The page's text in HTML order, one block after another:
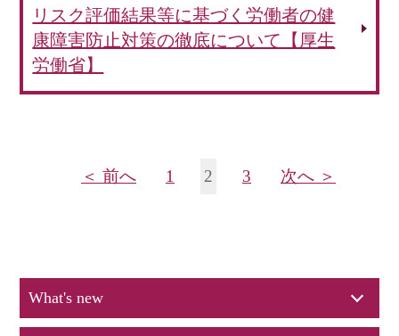
リスク評価結果等に基づく労働者の健
康障害防止対策の徹底について【厚生
労働省】
＜ 前へ 1 2 3 次へ ＞
What's new